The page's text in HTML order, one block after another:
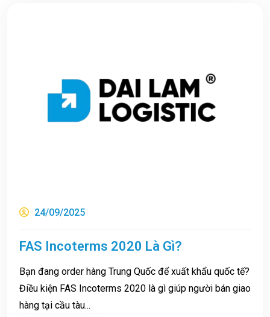
24/09/2025
FAS Incoterms 2020 Là Gì?
Bạn đang order hàng Trung Quốc để xuất khẩu quốc tế?
Điều kiện FAS Incoterms 2020 là gì giúp người bán giao
hàng tại cầu tàu...